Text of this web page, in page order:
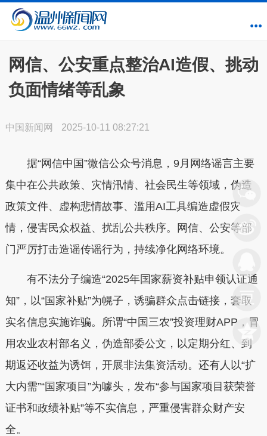
网信、公安重点整治AI造假、挑动
负面情绪等乱象
中国新闻网 2025-10-11 08:27:21
据“网信中国”微信公众号消息，9月网络谣言主要
集中在公共政策、灾情汛情、社会民生等领域，伪造
政策文件、虚构悲情故事、滥用AI工具编造虚假灾
情，侵害民众权益、扰乱公共秩序。网信、公安等部
门严厉打击造谣传谣行为，持续净化网络环境。
有不法分子编造“2025年国家薪资补贴申领认证通
知”，以“国家补贴”为幌子，诱骗群众点击链接，套取
实名信息实施诈骗。所谓“中国三农”投资理财APP，冒
用农业农村部名义，伪造部委公文，以定期分红、到
期返还收益为诱饵，开展非法集资活动。还有人以“扩
大内需”“国家项目”为噱头，发布“参与国家项目获荣誉
证书和政绩补贴”等不实信息，严重侵害群众财产安
全。